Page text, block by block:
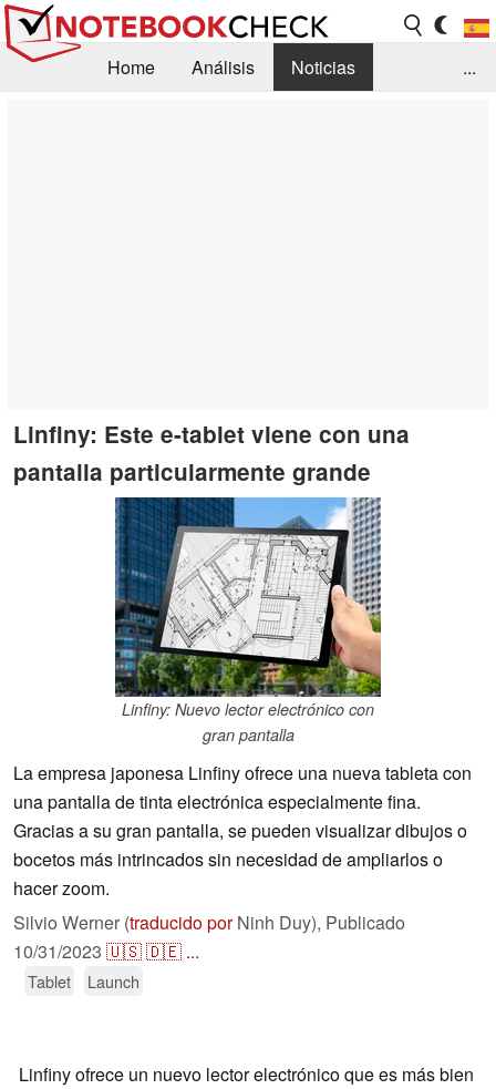
Home Análisis
Noticias
...
Linfiny: Este e-tablet viene con una
pantalla particularmente grande
Linfiny: Nuevo lector electrónico con
gran pantalla
La empresa japonesa Linfiny ofrece una nueva tableta con
una pantalla de tinta electrónica especialmente fina.
Gracias a su gran pantalla, se pueden visualizar dibujos o
bocetos más intrincados sin necesidad de ampliarlos o
hacer zoom.
Silvio Werner (traducido porNinh Duy), Publicado
10/31/2023 🇺🇸🇩🇪 ...
Tablet Launch
Linfiny ofrece un nuevo lector electrónico que es más bien